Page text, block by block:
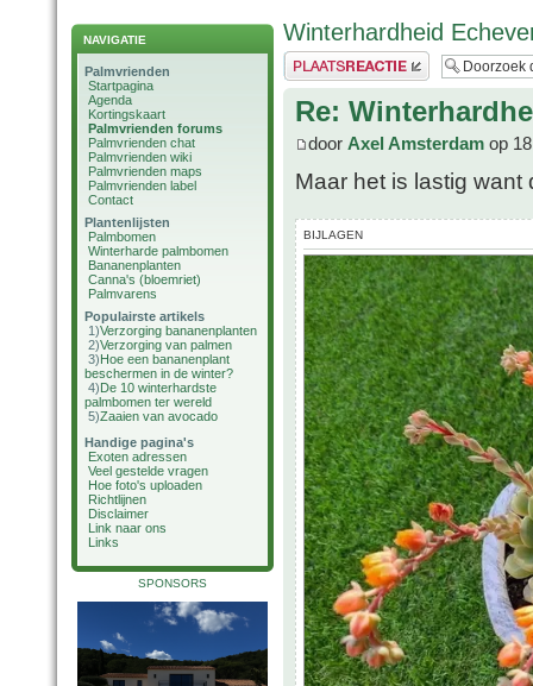
NAVIGATIE
Palmvrienden
Startpagina
Agenda
Kortingskaart
Palmvrienden forums
Palmvrienden chat
Palmvrienden wiki
Palmvrienden maps
Palmvrienden label
Contact
Plantenlijsten
Palmbomen
Winterharde palmbomen
Bananenplanten
Canna's (bloemriet)
Palmvarens
Populairste artikels
1)Verzorging bananenplanten
2)Verzorging van palmen
3)Hoe een bananenplant
beschermen in de winter?
4)De 10 winterhardste
palmbomen ter wereld
5)Zaaien van avocado
Handige pagina's
Exoten adressen
Veel gestelde vragen
Hoe foto's uploaden
Richtlijnen
Disclaimer
Link naar ons
Links
SPONSORS
Winterhardheid
Plaats een reactie
Re:
door Axel Amsterdam op
Maar het is lastig want
BIJLAGEN